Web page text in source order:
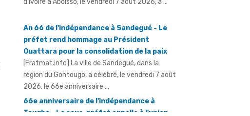
[Fratmat.info] La ville de Sandegué, dans la
région du Gontougo, a célébré, le vendredi 7 août
2026, le 66e anniversaire ...
66e anniversaire de l'indépendance à
Tougbo - Le sous-préfet appelle à l'union
[Fratmat.info] À l'occasion de la célébration du